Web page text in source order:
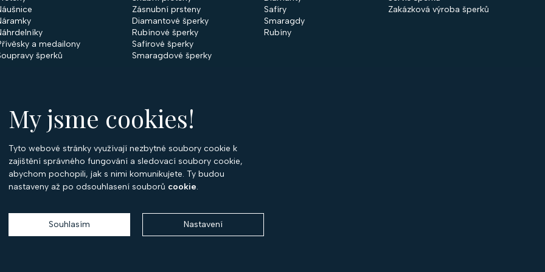
My jsme cookies!
Tyto webové stránky využívají nezbytné soubory cookie k
zajištění správného fungování a sledovací soubory cookie,
abychom pochopili, jak s nimi komunikujete. Ty budou
nastaveny až po odsouhlasení souborů cookie.
Nastavení
Souhlasím
a medailony
šperků
Zásnubní prsteny
Diamantové šperky
Rubínové šperky
Safírové šperky
Smaragdové šperky
Safíry
Smaragdy
Rubíny
Zakázková výroba šperků
Copyright 2026Optima Diamant. Všechna práva vyhrazena.